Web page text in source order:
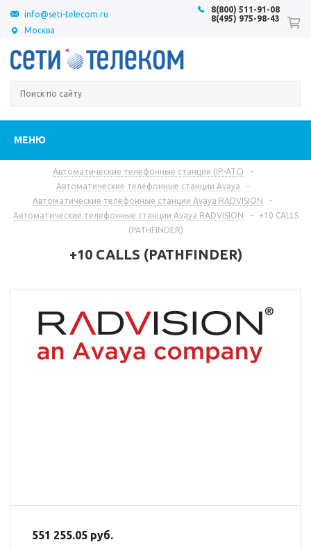
Москва
8(800) 511-91-08
8(495) 975-98-43
info@seti-telecom.ru
МЕНЮ
Автоматические телефонные станции (IP-АТС)
-
Автоматические телефонные станции Avaya
-
Автоматические телефонные станции Avaya RADVISION
-
Автоматические телефонные станции Avaya RADVISION
-
+10 CALLS
(PATHFINDER)
+10 CALLS (PATHFINDER)
551 255.05 руб.